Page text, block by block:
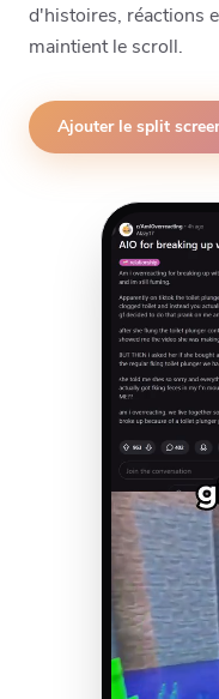
d'histoires, réactions
maintient le scroll.
Ajouter le split